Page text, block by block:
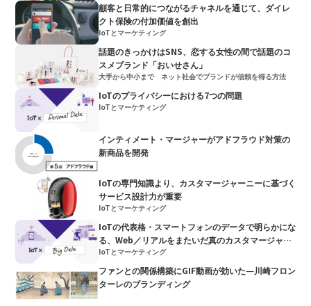
顧客と日常的につながるチャネルを通じて、ダイレ
クト保険の付加価値を創出
IoTとマーケティング
話題のきっかけはSNS、恋する女性の間で話題のコ
スメブランド「おいせさん」
大手から中小まで ネット社会でブランドが信頼を得る方法
IoTのプライバシーにおける7つの問題
IoTとマーケティング
インティメート・マージャーがアドフラウド対策の
新商品を開発
IoTの専門知識より、カスタマージャーニーに基づく
サービス設計力が重要
IoTとマーケティング
IoTの代表格・スマートフォンのデータで明らかにな
る、Web／リアルをまたいだ真のカスタマージャー
ニー
IoTとマーケティング
ファンとの関係構築にGIF動画が効いた―川崎フロン
ターレのブランディング